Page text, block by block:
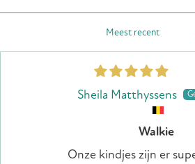
Sort by
Sheila Matthyssens
Walkie
Onze kindjes zijn er